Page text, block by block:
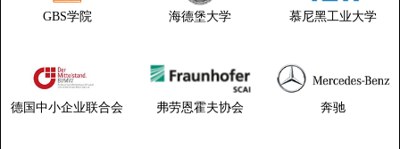
GBS学院 海德堡大学 慕尼黑工业大学
德国中小企业联合会 弗劳恩霍夫协会 奔驰